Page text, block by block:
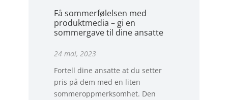
Få sommerfølelsen med
produktmedia – gi en
sommergave til dine ansatte
24 mai, 2023
Fortell dine ansatte at du setter
pris på dem med en liten
sommeroppmerksomhet. Den